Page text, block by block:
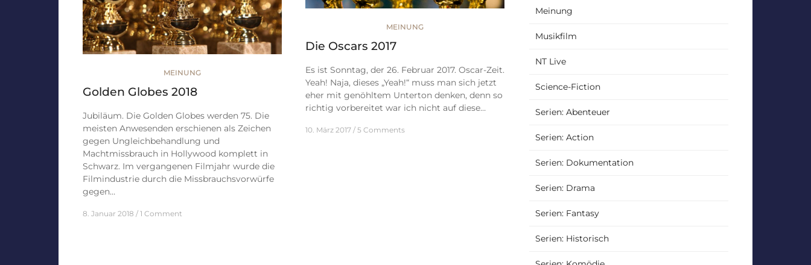
MEINUNG
Golden Globes 2018
Jubiläum. Die Golden Globes werden 75. Die
meisten Anwesenden erschienen als Zeichen
gegen Ungleichbehandlung und
Machtmissbrauch in Hollywood komplett in
Schwarz. Im vergangenen Filmjahr wurde die
Filmindustrie durch die Missbrauchsvorwürfe
gegen…
8. Januar 2018 1 Comment
MEINUNG
Die Oscars 2017
Es ist Sonntag, der 26. Februar 2017. Oscar-Zeit.
Yeah! Naja, dieses „Yeah!“ muss man sich jetzt
eher mit genöhltem Unterton denken, denn so
richtig vorbereitet war ich nicht auf diese…
10. März 2017 5 Comments
Meinung
Musikfilm
NT Live
Science-Fiction
Serien: Abenteuer
Serien: Action
Serien: Dokumentation
Serien: Drama
Serien: Fantasy
Serien: Historisch